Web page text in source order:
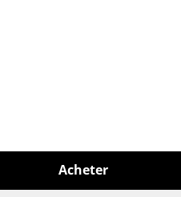
Acheter